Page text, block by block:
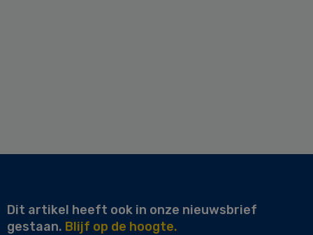
Dit artikel heeft ook in onze nieuwsbrief
gestaan. Blijf op de hoogte.